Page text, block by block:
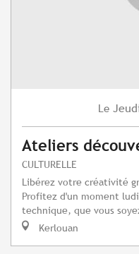
Le
Ateliers
CULTURELLE
Libérez votre créativité
Profitez d'un moment
technique, que vous
Kerlouan